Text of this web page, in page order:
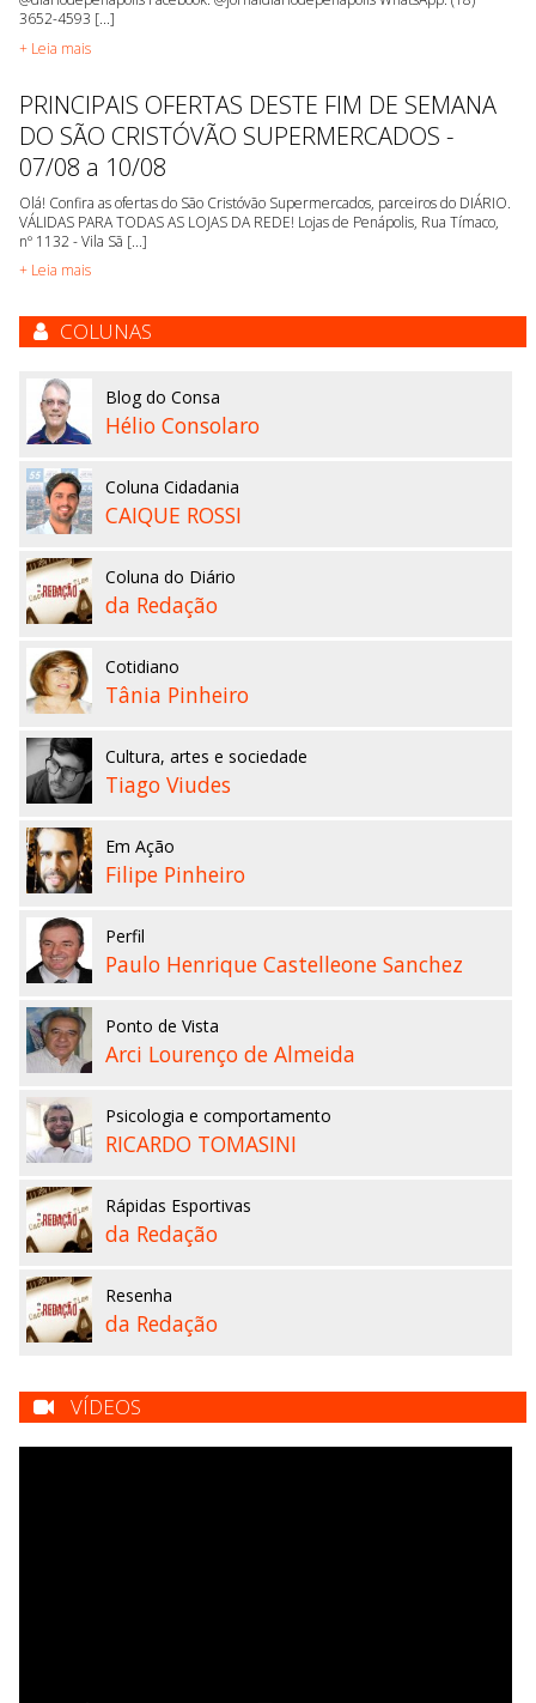
3652-4593 [...]
+ Leia mais
PRINCIPAIS OFERTAS DESTE FIM DE SEMANA
DO SÃO CRISTÓVÃO SUPERMERCADOS -
07/08 a 10/08
Olá! Confira as ofertas do São Cristóvão Supermercados, parceiros do DIÁRIO.
VÁLIDAS PARA TODAS AS LOJAS DA REDE! Lojas de Penápolis, Rua Tímaco,
nº 1132 - Vila Sã [...]
+ Leia mais
COLUNAS
Blog do Consa
Hélio Consolaro
Coluna Cidadania
CAIQUE ROSSI
Coluna do Diário
da Redação
Cotidiano
Tânia Pinheiro
Cultura, artes e sociedade
Tiago Viudes
Em Ação
Filipe Pinheiro
Perfil
Paulo Henrique Castelleone Sanchez
Ponto de Vista
Arci Lourenço de Almeida
Psicologia e comportamento
RICARDO TOMASINI
Rápidas Esportivas
da Redação
Resenha
da Redação
VÍDEOS